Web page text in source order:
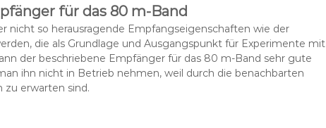
für das 80 m-Band
nicht so herausragende Empfangseigenschaften wie der
die als Grundlage und Ausgangspunkt für Experimente mit
der beschriebene Empfänger für das 80 m-Band sehr gute
ihn nicht in Betrieb nehmen, weil durch die benachbarten
zu erwarten sind.